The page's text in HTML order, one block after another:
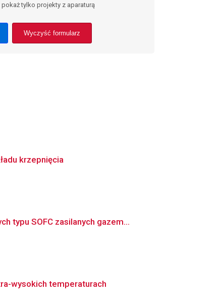
pokaż tylko projekty z aparaturą
Wyczyść formularz
krzepnięcia
typu SOFC zasilanych gazem...
wysokich temperaturach